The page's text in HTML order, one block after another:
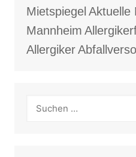
Mietspiegel Aktuelle
Mannheim
Allergiker